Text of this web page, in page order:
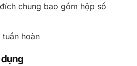
chung bao gồm hộp số
hoàn